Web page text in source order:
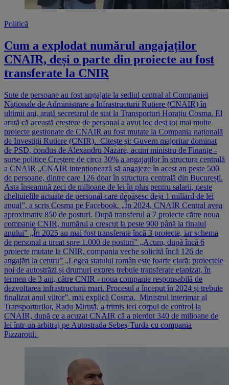
Politică
Cum a explodat numărul angajaților
CNAIR, deși o parte din proiecte au fost
transferate la CNIR
Sute de persoane au fost angajate la sediul central al Companiei
Naționale de Administrare a Infrastructurii Rutiere (CNAIR) în
ultimii ani, arată secretarul de stat la Transporturi Horațiu Cosma. El
arată că această creștere de personal a avut loc deși tot mai multe
proiecte gestionate de CNAIR au fost mutate la Compania națională
de Investiții Rutiere (CNIR). Citește și: Guvern majoritar dominat
de PSD, condus de Alexandru Nazare, acum ministru de Finanțe -
surse politice Creștere de circa 30% a angajaților în structura centrală
a CNAIR „CNAIR intenționează să angajeze în acest an peste 500
de persoane, dintre care 126 doar în structura centrală din București.
Asta înseamnă zeci de milioane de lei în plus pentru salarii, peste
cheltuielile actuale de personal care depășesc deja 1 miliard de lei
anual”, a scris Cosma pe Facebook. „În 2024, CNAIR Central avea
aproximativ 850 de posturi. După transferul a 7 proiecte către noua
companie CNIR, numărul a crescut la peste 900 până la finalul
anului” „În 2025 au mai fost transferate încă 3 proiecte, iar schema
de personal a urcat spre 1.000 de posturi” „Acum, după încă 6
proiecte mutate la CNIR, compania veche solicită încă 126 de
angajări la centru” „Legea statului român este foarte clară: proiectele
noi de autostrăzi și drumuri expres trebuie transferate etapizat, în
termen de 3 ani, către CNIR - noua companie responsabilă de
dezvoltarea infrastructurii mari. Procesul a început în 2024 și trebuie
finalizat anul viitor”, mai explică Cosma. Ministrul interimar al
Transporturilor, Radu Miruță, a trimis ieri corpul de control la
CNAIR, după ce a acuzat CNAIR că a pierdut 340 de milioane de
lei într-un arbitraj pe Autostrada Sebeș-Turda cu compania
Pizzarotti.